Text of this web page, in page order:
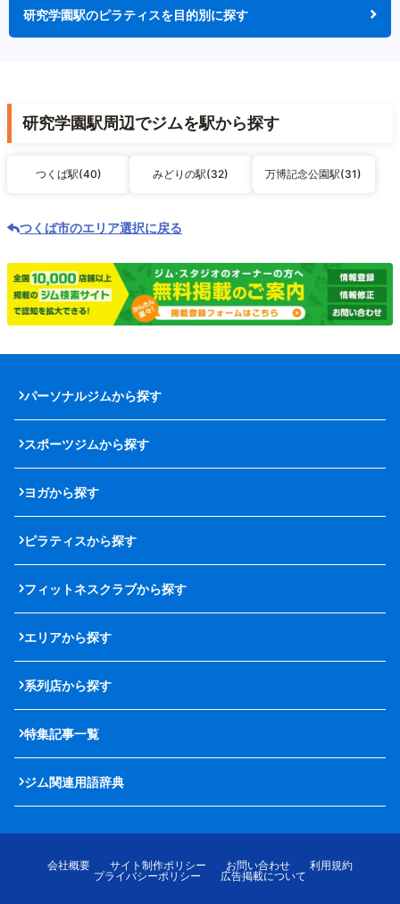
研究学園駅のピラティスを目的別に探す
研究学園駅周辺でジムを駅から探す
つくば駅(40) みどりの駅(32) 万博記念公園駅(31)
つくば市のエリア選択に戻る
パーソナルジムから探す
スポーツジムから探す
ヨガから探す
ピラティスから探す
フィットネスクラブから探す
エリアから探す
系列店から探す
特集記事一覧
ジム関連用語辞典
会社概要 サイト制作ポリシー お問い合わせ
利用規約
プライバシーポリシー
広告掲載について